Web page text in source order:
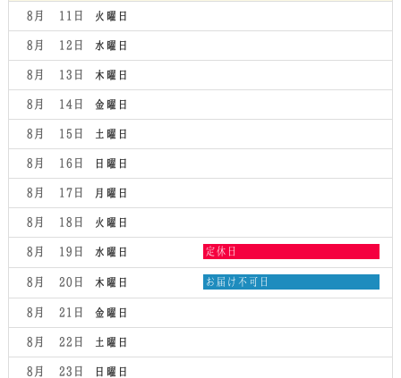
火曜日
8月 11
水曜日
8月 12
木曜日
8月 13
金曜日
8月 14
土曜日
8月 15
日曜日
8月 16
月曜日
8月 17
火曜日
8月 18
水曜日
8月 19
水
日,
8
2026
定休日
木曜日
8月 20
木
2026
お届け不可日
金曜日
8月 21
土曜日
8月 22
日曜日
8月 23